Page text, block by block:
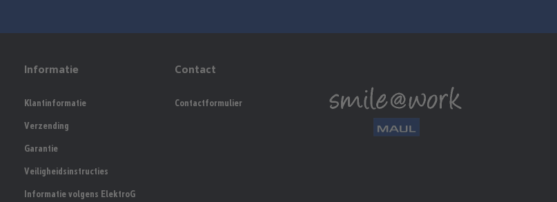
Informatie
Klantinformatie
Verzending
Garantie
Veiligheidsinstructies
Informatie volgens ElektroG
Contact
Contactformulier